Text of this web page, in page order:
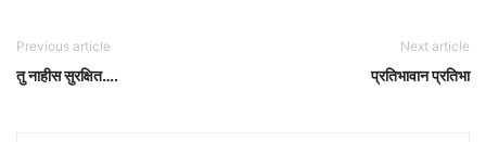
Previous article
तु नाहीस सुरक्षित….
Next article
प्रतिभावान प्रतिभा